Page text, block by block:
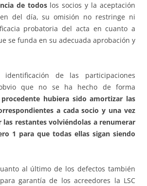
de todoslos socios y la aceptación
del día, su omisión no restringe ni
probatoria del acta en cuanto a
se funda en su adecuada aprobación y
de las participaciones
que no se ha hecho de forma
hubiera sido amortizar las
a cada socio y una vez
las restantes volviéndolas a renumerar
1 para que todas ellas sigan siendo
al último de los defectos también
garantía de los acreedores la LSC